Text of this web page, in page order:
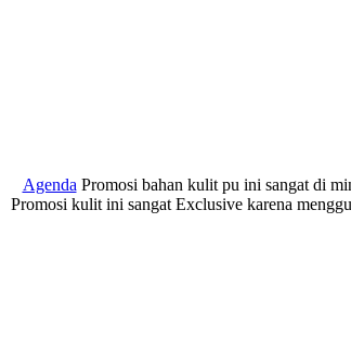
Agenda Promosi bahan kulit pu ini sangat di
Promosi kulit ini sangat Exclusive karena